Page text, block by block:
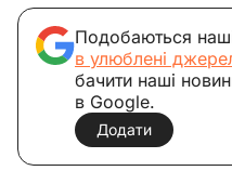
Подобаються
в улюблені
бачити наші
в Google.
Додати